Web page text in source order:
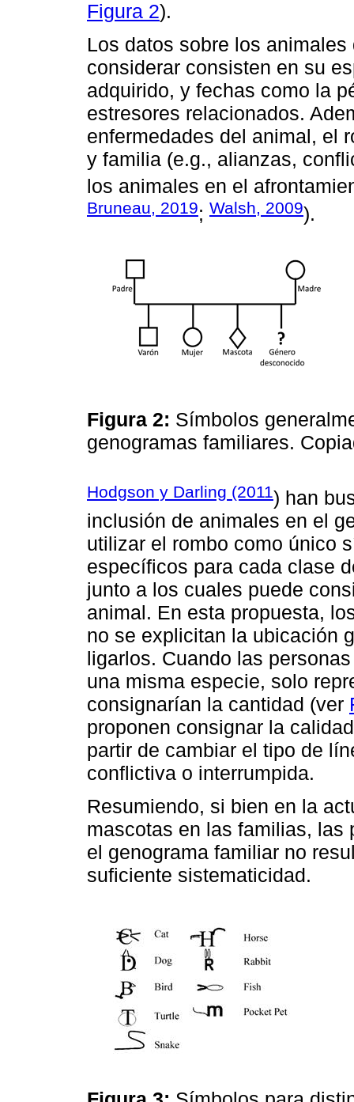
Figura 2).
Los datos sobre los
considerar consisten en su
adquirido, y fechas como la
estresores relacionados.
enfermedades del animal, el
y familia (e.g., alianzas,
los animales en el
Bruneau, 2019; Walsh, 2009).
Figura 2: Símbolos
genogramas familiares.
Hodgson y Darling (2011) han
inclusión de animales en el
utilizar el rombo como único
específicos para cada clase
junto a los cuales puede
animal. En esta propuesta,
no se explicitan la ubicación
ligarlos. Cuando las
una misma especie, solo
consignarían la cantidad (ver
proponen consignar la
partir de cambiar el tipo de
conflictiva o interrumpida.
Resumiendo, si bien en la
mascotas en las familias, las
el genograma familiar no
suficiente sistematicidad.